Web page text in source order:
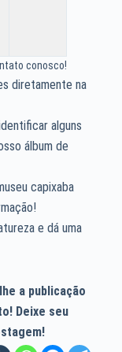
conosco!
diretamente na
alguns
álbum de
capixaba
e dá uma
a publicação
Deixe seu